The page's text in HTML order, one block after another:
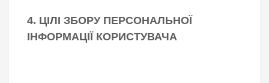
4. ЦІЛІ ЗБОРУ ПЕРСОНАЛЬНОЇ
ІНФОРМАЦІЇ КОРИСТУВАЧА